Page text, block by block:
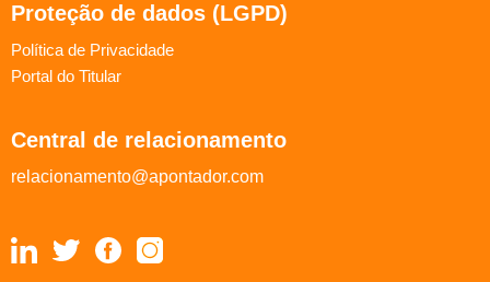
Proteção de dados (LGPD)
Política de Privacidade
Portal do Titular
Central de relacionamento
relacionamento@apontador.com